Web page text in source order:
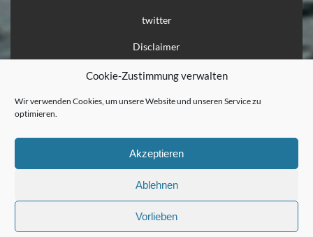
Cookie-Zustimmung verwalten
Wir verwenden Cookies, um unsere Website und unseren Service zu
optimieren.
Akzeptieren
Ablehnen
Vorlieben
twitter
Disclaimer
Impressum
Datenschutz
Presse
Flaschenpost
WordPressund